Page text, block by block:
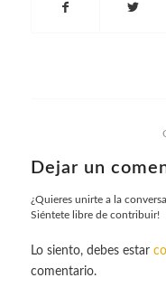
Dejar un
¿Quieres unirte a la
Siéntete libre de contribuir!
Lo siento, debes estar
comentario.